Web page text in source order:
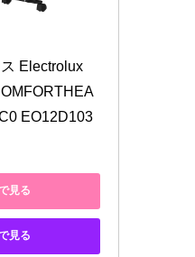
Electrolux
EO12D103
見る
見る